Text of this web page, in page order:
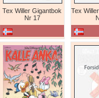
Tex Willer Gigantbok
Nr 17